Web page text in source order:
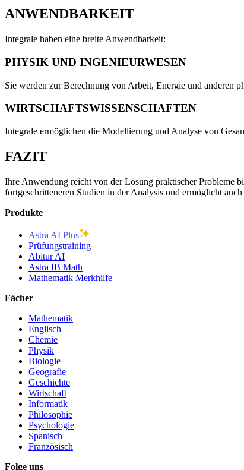
ANWENDBARKEIT
Integrale haben eine breite Anwendbarkeit:
PHYSIK UND INGENIEURWESEN
Sie werden zur Berechnung von Arbeit, Energie und anderen
WIRTSCHAFTSWISSENSCHAFTEN
Integrale ermöglichen die Modellierung und Analyse von
FAZIT
Ihre Anwendung reicht von der Lösung praktischer Probleme
fortgeschritteneren Studien in der Analysis und ermöglicht
Produkte
Astra AI Plus
Prüfungstraining
Abitur AI
Astra IB Math
Mathematik Merkhilfe
Fächer
Mathematik
Englisch
Chemie
Physik
Biologie
Geografie
Geschichte
Wirtschaft
Informatik
Philosophie
Psychologie
Spanisch
Französisch
Folge uns